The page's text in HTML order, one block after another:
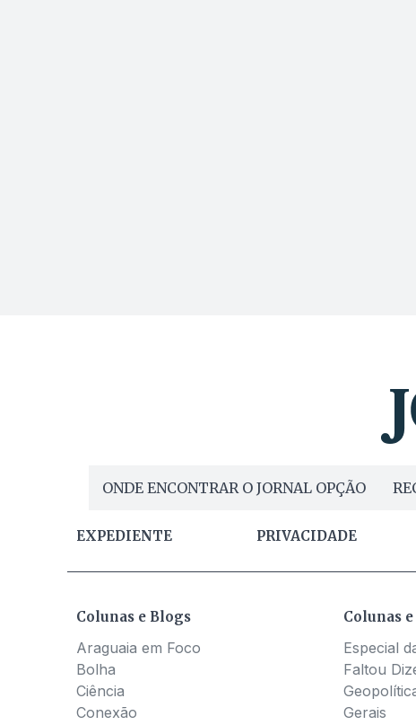
ONDE ENCONTRAR O JORNAL OPÇÃO
EXPEDIENTE PRIVACIDADE
Colunas e Blogs
Araguaia em Foco
Bolha
Ciência
Conexão
Colunas
Especial
Faltou
Gerais